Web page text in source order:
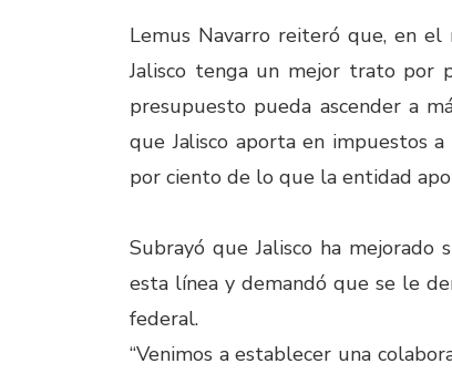
Lemus Navarro reiteró que, en el
Jalisco tenga un mejor trato por
presupuesto pueda ascender a
que Jalisco aporta en impuestos
por ciento de lo que la entidad
Subrayó que Jalisco ha mejorado
esta línea y demandó que se le
federal.
“Venimos a establecer una